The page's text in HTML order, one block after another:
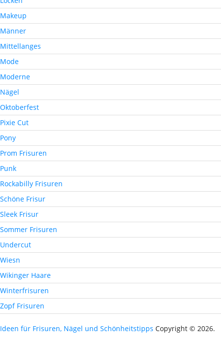
Makeup
Männer
Mittellanges
Mode
Moderne
Nägel
Oktoberfest
Pixie Cut
Pony
Prom Frisuren
Punk
Rockabilly Frisuren
Schöne Frisur
Sleek Frisur
Sommer Frisuren
Undercut
Wiesn
Wikinger Haare
Winterfrisuren
Zopf Frisuren
Ideen für Frisuren, Nägel und Schönheitstipps Copyright © 2026.